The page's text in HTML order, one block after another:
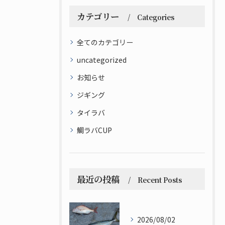
カテゴリー Categories
全てのカテゴリー
uncategorized
お知らせ
ジギング
タイラバ
鯛ラバCUP
最近の投稿 Recent Posts
2026/08/02